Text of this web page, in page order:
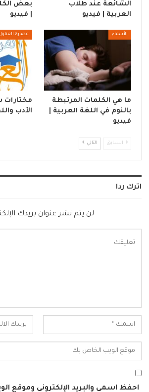
الشائعة عند طلاب
العربية | فيديو
بعض
| فيديو
الأسماء
ما هي الكلمات المرتبطة
بالنوم في اللغة العربية |
فيديو
عصارة
الأدب
السابق التالي
اترك ردا
لن يتم نشر عنوان بريدك
احفظ اسمي والبريد الإلكتروني وموقع